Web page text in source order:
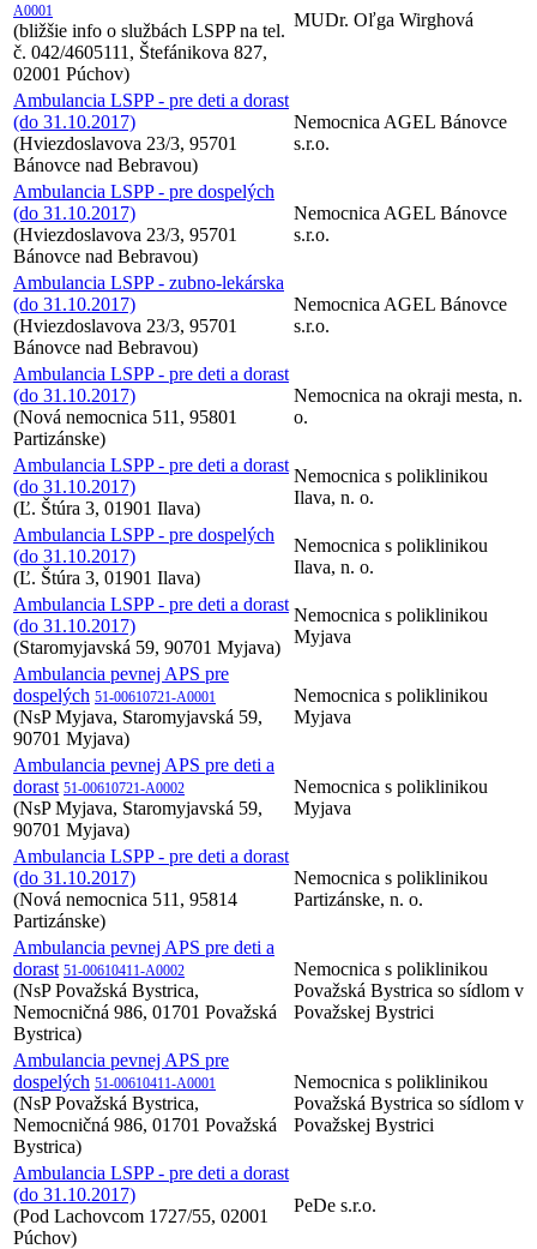
A0001
(bližšie info o službách LSPP na tel.
č. 042/4605111, Štefánikova 827,
02001 Púchov)
MUDr. Oľga Wirghová
Ambulancia LSPP - pre deti a dorast
(do 31.10.2017)
(Hviezdoslavova 23/3, 95701
Bánovce nad Bebravou)
Nemocnica AGEL Bánovce
s.r.o.
Ambulancia LSPP - pre dospelých
(do 31.10.2017)
(Hviezdoslavova 23/3, 95701
Bánovce nad Bebravou)
Nemocnica AGEL Bánovce
s.r.o.
Ambulancia LSPP - zubno-lekárska
(do 31.10.2017)
(Hviezdoslavova 23/3, 95701
Bánovce nad Bebravou)
Nemocnica AGEL Bánovce
s.r.o.
Ambulancia LSPP - pre deti a dorast
(do 31.10.2017)
(Nová nemocnica 511, 95801
Partizánske)
Nemocnica na okraji mesta, n.
o.
Ambulancia LSPP - pre deti a dorast
(do 31.10.2017)
(Ľ. Štúra 3, 01901 Ilava)
Nemocnica s poliklinikou
Ilava, n. o.
Ambulancia LSPP - pre dospelých
(do 31.10.2017)
(Ľ. Štúra 3, 01901 Ilava)
Nemocnica s poliklinikou
Ilava, n. o.
Ambulancia LSPP - pre deti a dorast
(do 31.10.2017)
(Staromyjavská 59, 90701 Myjava)
Nemocnica s poliklinikou
Myjava
Ambulancia pevnej APS pre
dospelých 51-00610721-A0001
(NsP Myjava, Staromyjavská 59,
90701 Myjava)
Nemocnica s poliklinikou
Myjava
Ambulancia pevnej APS pre deti a
dorast 51-00610721-A0002
(NsP Myjava, Staromyjavská 59,
90701 Myjava)
Nemocnica s poliklinikou
Myjava
Ambulancia LSPP - pre deti a dorast
(do 31.10.2017)
(Nová nemocnica 511, 95814
Partizánske)
Nemocnica s poliklinikou
Partizánske, n. o.
Ambulancia pevnej APS pre deti a
dorast 51-00610411-A0002
(NsP Považská Bystrica,
Nemocničná 986, 01701 Považská
Bystrica)
Nemocnica s poliklinikou
Považská Bystrica so sídlom v
Považskej Bystrici
Ambulancia pevnej APS pre
dospelých 51-00610411-A0001
(NsP Považská Bystrica,
Nemocničná 986, 01701 Považská
Bystrica)
Nemocnica s poliklinikou
Považská Bystrica so sídlom v
Považskej Bystrici
Ambulancia LSPP - pre deti a dorast
(do 31.10.2017)
(Pod Lachovcom 1727/55, 02001
Púchov)
PeDe s.r.o.